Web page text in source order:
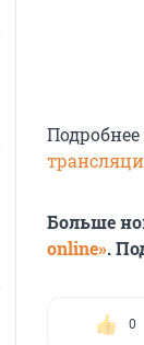
Больше
online».
0